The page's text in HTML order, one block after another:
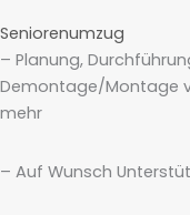
Seniorenumzug
– Planung,
Demontage/Montage
mehr
– Auf Wunsch